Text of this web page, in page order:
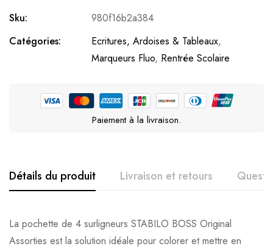
Sku:
980f16b2a384
Catégories:
Ecritures, Ardoises & Tableaux,
Marqueurs Fluo, Rentrée Scolaire
Paiement à la livraison.
Détails du produit Livraison et retours
La pochette de 4 surligneurs STABILO BOSS Original
Assorties est la solution idéale pour colorer et mettre en